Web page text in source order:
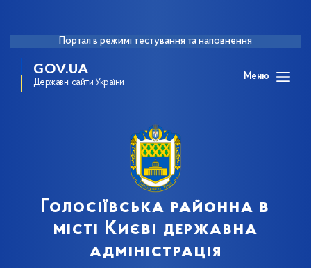
Портал в режимі тестування та наповнення
GOV.UA
Державні сайти України
Меню
Голосіївська районна в
місті Києві державна
адміністрація